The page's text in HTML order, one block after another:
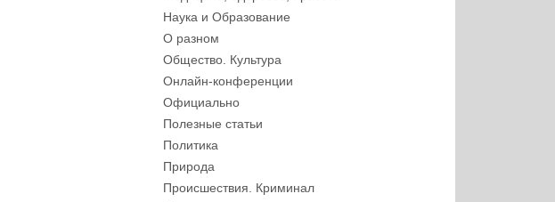
Наука и Образование
О разном
Общество. Культура
Онлайн-конференции
Официально
Полезные статьи
Политика
Природа
Происшествия. Криминал